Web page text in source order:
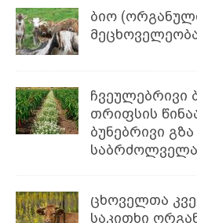
ბიო
ჩვეულებრივი
თრიფსის
ბუნებრივი
ცხოველთა
საკითხი